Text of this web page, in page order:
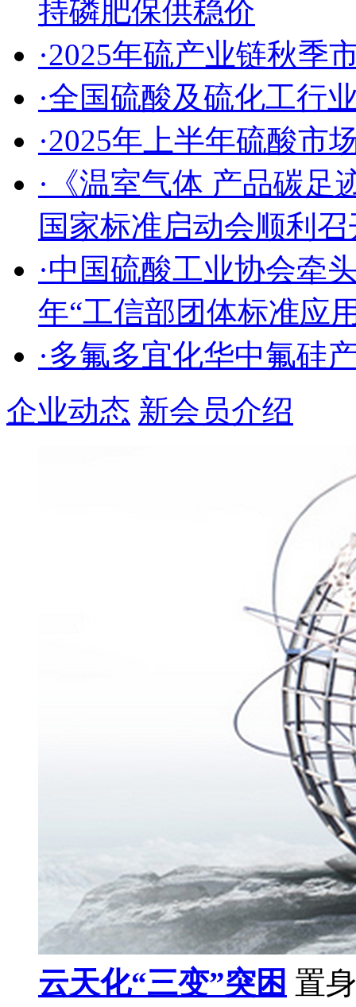
持磷肥保供稳价
·2025年硫产业链秋季
·全国硫酸及硫化工行
·2025年上半年硫酸市
·《温室气体 产品碳足
国家标准启动会顺利召
·中国硫酸工业协会牵
年“工信部团体标准应
·多氟多宜化华中氟硅
企业动态 新会员介绍
云天化“三变”突困 置